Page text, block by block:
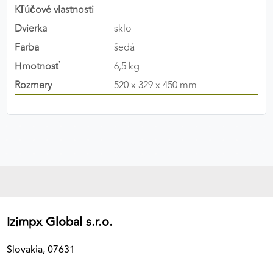
Kľúčové vlastnosti
Dvierka
sklo
Farba
šedá
Hmotnosť
6,5 kg
Rozmery
520 x 329 x 450 mm
Izimpx Global s.r.o.
Slovakia, 07631
výkon a funkčnosť našich stránok.
Google Analytics
Poskytovateľ:
MARKETINGOVÉ COOKIES
Google Ads
Poskytovateľ: